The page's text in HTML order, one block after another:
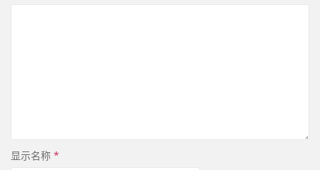
显示名称 *